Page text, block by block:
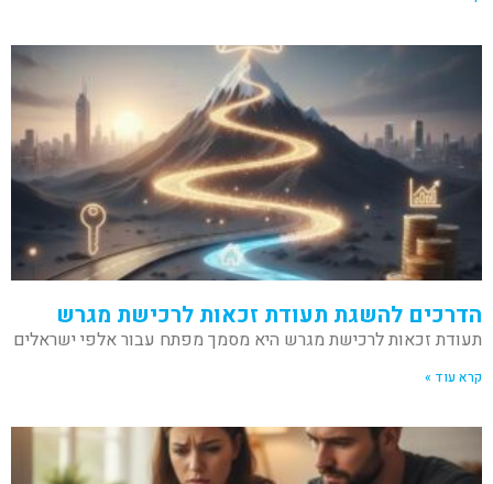
הדרכים להשגת תעודת זכאות לרכישת מגרש
תעודת זכאות לרכישת מגרש היא מסמך מפתח עבור אלפי ישראלים
קרא עוד »